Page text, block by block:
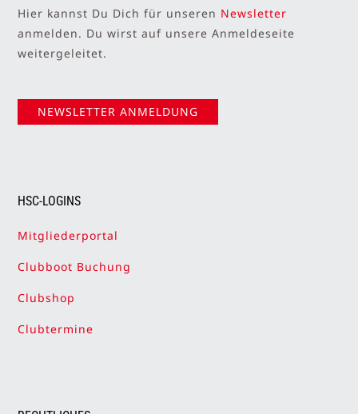
Hier kannst Du Dich für unseren Newsletter
anmelden. Du wirst auf unsere Anmeldeseite
weitergeleitet.
NEWSLETTER ANMELDUNG
HSC-LOGINS
Mitgliederportal
Clubboot Buchung
Clubshop
Clubtermine